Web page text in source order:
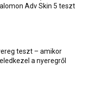
Adv Skin 5 teszt
teszt – amikor
a nyeregről